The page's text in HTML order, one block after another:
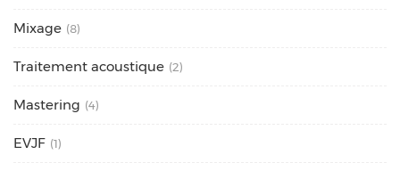
Mixage (8)
Traitement acoustique (2)
Mastering (4)
EVJF (1)